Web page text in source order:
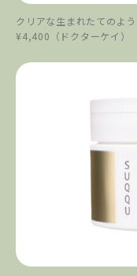
クリアな生まれたてのよ
¥4,400（ドクターケイ）